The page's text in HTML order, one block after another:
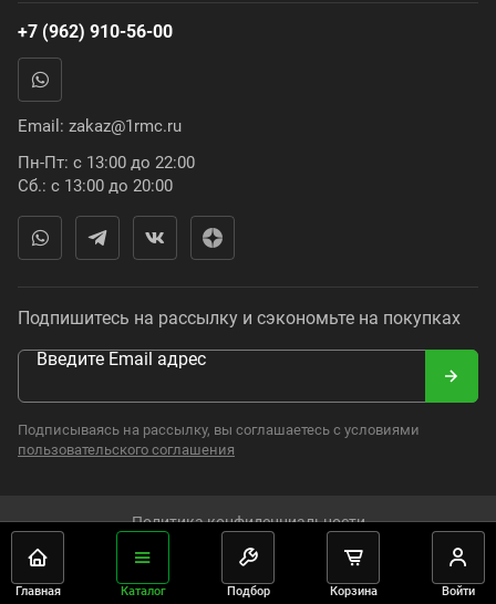
Главная Каталог Подбор Корзина Войти
+7 (962) 910-56-00
Email: zakaz@1rmc.ru
Пн-Пт: с 13:00 до 22:00
Сб.: с 13:00 до 20:00
Подпишитесь на рассылку и сэкономьте на покупках
Введите Email адрес
Подписываясь на рассылку, вы соглашаетесь с условиями
пользовательского соглашения
Политика конфиденциальности
2008–2024. Russian Moto Catalogue. Все права защищены.